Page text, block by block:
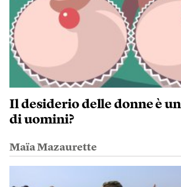
Il desiderio delle donne è
di uomini?
Maïa Mazaurette